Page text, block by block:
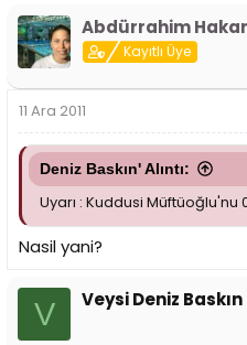
Abdürrahim
Kayıtlı Üye
11 Ara 2011
Deniz Baskın' Alıntı:
Uyarı : Kuddusi Müftüoğlu'nu
Nasil yani?
V Veysi Deniz Baskın